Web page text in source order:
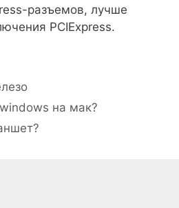
разъемов, лучше
PCIExpress.
на мак?